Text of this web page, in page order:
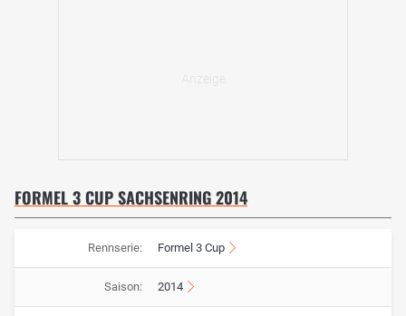
FORMEL 3 CUP SACHSENRING 2014
Rennserie: Formel 3 Cup
Saison: 2014